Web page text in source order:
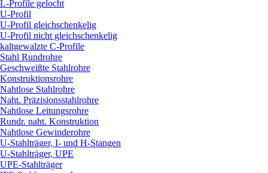
L-Profile gelocht
U-Profil
U-Profil gleichschenkelig
U-Profil nicht gleichschenkelig
kaltgewalzte C-Profile
Stahl Rundrohre
Geschweißte Stahlrohre
Konstruktionsrohre
Nahtlose Stahlrohre
Naht. Präzisionsstahlrohre
Nahtlose Leitungsrohre
Rundr. naht. Konstruktion
Nahtlose Gewinderohre
U-Stahlträger, I- und H-Stangen
U-Stahlträger, UPE
UPE-Stahlträger